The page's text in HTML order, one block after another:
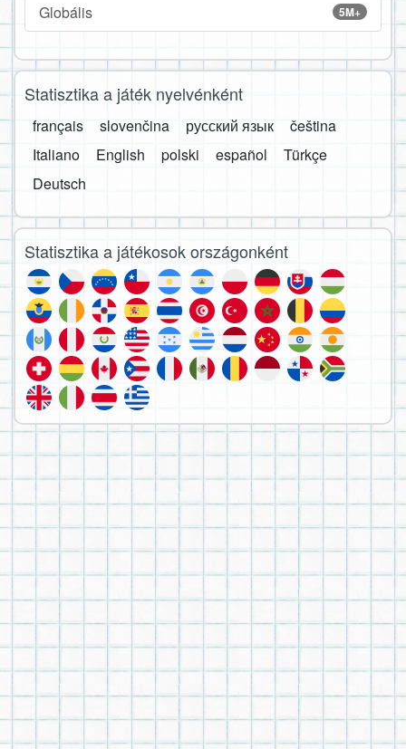
5M+
Globális
Statisztika a játék nyelvénként
français slovenčina русский язык
čeština
Italiano
English polski español
Türkçe
Deutsch
Statisztika a játékosok országonként